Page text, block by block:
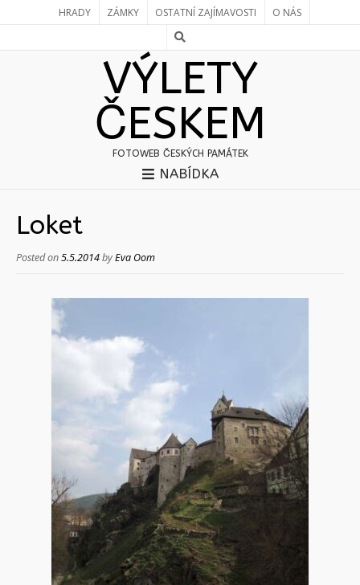
HRADY ZÁMKY OSTATNÍ ZAJÍMAVOSTI O NÁS
VÝLETY
ČESKEM
FOTOWEB ČESKÝCH PAMÁTEK
NABÍDKA
Loket
Posted on5.5.2014byEva Oom